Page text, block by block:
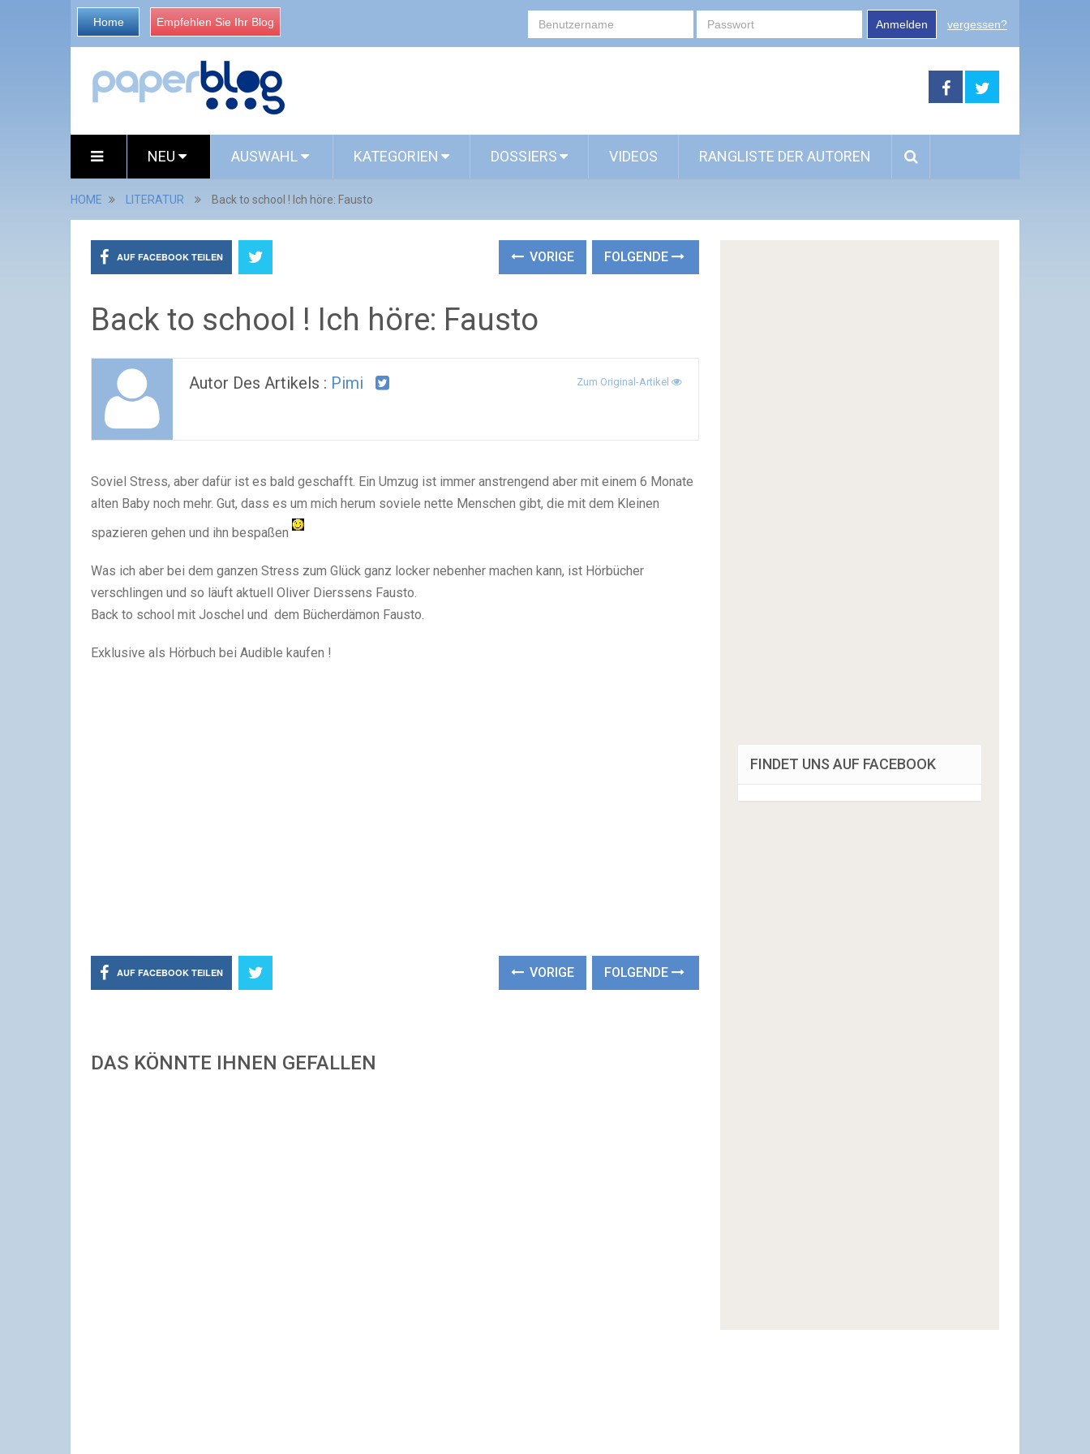
Home Empfehlen Sie Ihr Blog Anmelden vergessen?
NEU AUSWAHL KATEGORIEN DOSSIERS VIDEOS RANGLISTE DER AUTOREN
HOME LITERATUR Back to school ! Ich höre: Fausto
AUF FACEBOOK TEILEN VORIGE FOLGENDE
Back to school ! Ich höre: Fausto
Autor Des Artikels : Pimi Zum Original-Artikel
Soviel Stress, aber dafür ist es bald geschafft. Ein Umzug ist immer anstrengend aber mit einem 6 Monate
alten Baby noch mehr. Gut, dass es um mich herum soviele nette Menschen gibt, die mit dem Kleinen
spazieren gehen und ihn bespaßen
Was ich aber bei dem ganzen Stress zum Glück ganz locker nebenher machen kann, ist Hörbücher
verschlingen und so läuft aktuell Oliver Dierssens Fausto.
Back to school mit Joschel und dem Bücherdämon Fausto.
Exklusive als Hörbuch bei Audible kaufen !
AUF FACEBOOK TEILEN VORIGE FOLGENDE
DAS KÖNNTE IHNEN GEFALLEN
FINDET UNS AUF FACEBOOK